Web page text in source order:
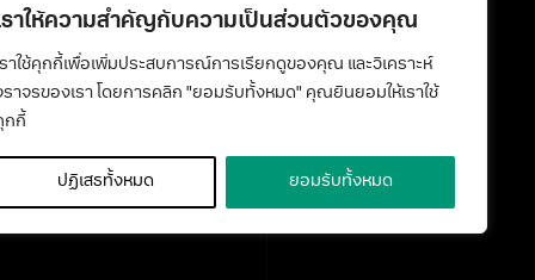
ราให้ความสำคัญกับความเป็นส่วนตัวของคุณ
ราใช้คุกกี้เพื่อเพิ่มประสบการณ์การเรียกดูของคุณ และวิเคราะห์
ราจรของเรา โดยการคลิก "ยอมรับทั้งหมด" คุณยินยอมให้เราใช้
กกี้
ปฏิเสธทั้งหมด ยอมรับทั้งหมด
media@kmutt.ac.th
Youtube